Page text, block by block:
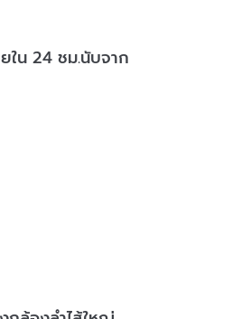
ใน 24 ชม.นับจาก